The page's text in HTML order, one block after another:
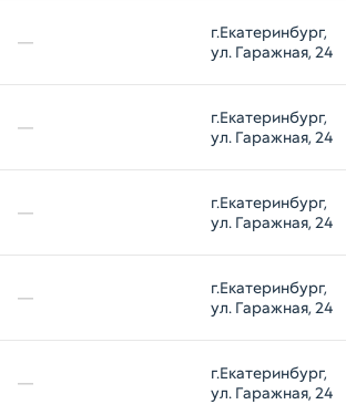
—
г.Екатеринбург,
ул. Гаражная, 24
—
г.Екатеринбург,
ул. Гаражная, 24
—
г.Екатеринбург,
ул. Гаражная, 24
—
г.Екатеринбург,
ул. Гаражная, 24
—
г.Екатеринбург,
ул. Гаражная, 24